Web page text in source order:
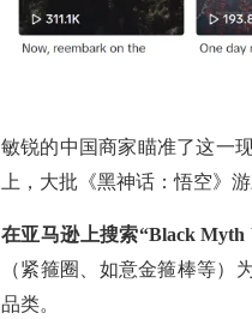
敏锐的中国商家瞄准了这一
上，大批《黑神话：悟空》
在亚马逊上搜索“Black Myth
（紧箍圈、如意金箍棒等）
品类。